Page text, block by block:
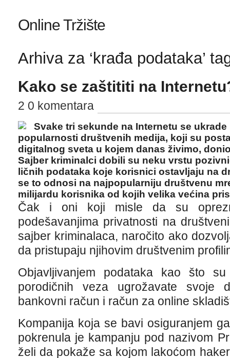
Online Tržište
Arhiva za ‘krađa podataka’
Kako se zaštititi na
2 0 komentara
Svake tri sekunde na Internetu se
popularnosti društvenih medija, koji su
digitalnog sveta u kojem danas živimo,
Sajber kriminalci dobili su neku vrstu
ličnih podataka koje korisnici ostavljaju na
se to odnosi na najpopularniju društvenu
milijardu korisnika od kojih velika većina
Čak i oni koji misle da su
podešavanjima privatnosti na
sajber kriminalaca, naročito ako
da pristupaju njihovim društvenim
Objavljivanjem podataka kao što
porodičnih veza ugrožavate
bankovni račun i račun za online
Kompanija koja se bavi osiguranjem
pokrenula je kampanju pod nazivom
želi da pokaže sa kojom lakoćom